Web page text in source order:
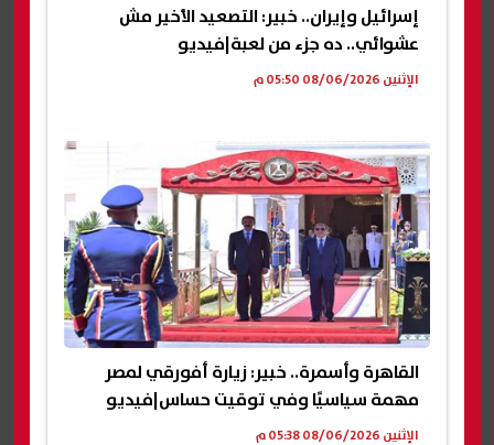
إسرائيل وإيران.. خبير: التصعيد الأخير مش
عشوائي.. ده جزء من لعبة|فيديو
الإثنين 08/06/2026 05:50 م
القاهرة وأسمرة.. خبير: زيارة أفورقي لمصر
مهمة سياسيًا وفي توقيت حساس|فيديو
الإثنين 08/06/2026 05:38 م